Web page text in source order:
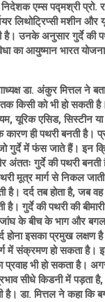
एम्स पद्मश्री प्रो.
लिथोट्रिप्सी मशीन और
है। उनके अनुसार गुर्दे की
का आयुष्मान भारत
डा. अंकुर मित्तल ने
किसी को भी हो सकती
यूरिक एसिड, सिस्टीन
ही पथरी बनती है।
गुर्दे में फंस जाते हैं। इन
अंततः गुर्दे की पथरी
मूत्र मार्ग से निकल
है। दर्द तब होता है, जब
गुर्दे की पथरी की
जांघ के बीच के भाग और
होना इसका प्रमुख
में संक्रमण हो सकता है।
भी हो सकता है।
सीधे किडनी में पड़ता
है। डा. मित्तल ने कहा